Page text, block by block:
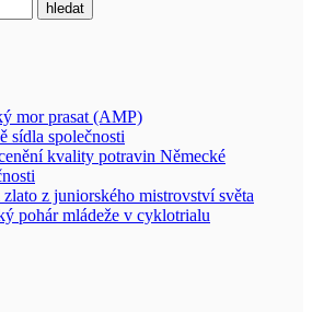
mor prasat (AMP)
sídla společnosti
kvality potravin Německé
z juniorského mistrovství světa
pohár mládeže v cyklotrialu